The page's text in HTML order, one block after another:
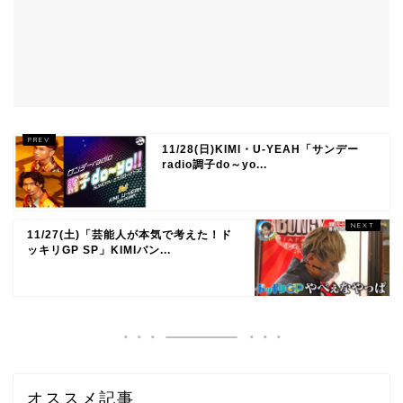
11/28(日)KIMI・U-YEAH「サンデー
radio調子do～yo...
11/27(土)「芸能人が本気で考えた！ド
ッキリGP SP」KIMIバン...
オススメ記事